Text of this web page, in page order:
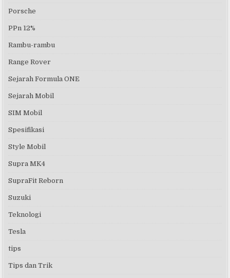
Porsche
PPn 12%
Rambu-rambu
Range Rover
Sejarah Formula ONE
Sejarah Mobil
SIM Mobil
Spesifikasi
Style Mobil
Supra MK4
SupraFit Reborn
Suzuki
Teknologi
Tesla
tips
Tips dan Trik